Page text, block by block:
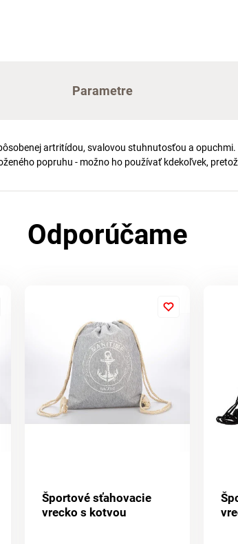
Parametre
artritídou, svalovou stuhnutosťou a
popruhu - možno ho používať kdekoľvek,
Odporúčame
Športové sťahovacie
vrecko s kotvou